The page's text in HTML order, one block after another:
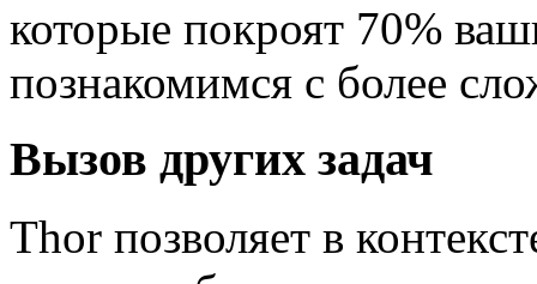
которые покроят 70%
познакомимся с более
Вызов других задач
Thor позволяет в